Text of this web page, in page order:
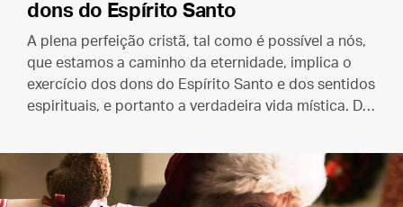
dons do Espírito Santo
A plena perfeição cristã, tal como é possível a nós,
que estamos a caminho da eternidade, implica o
exercício dos dons do Espírito Santo e dos sentidos
espirituais, e portanto a verdadeira vida mística. De